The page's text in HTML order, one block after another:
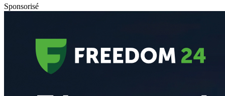
Sponsorisé